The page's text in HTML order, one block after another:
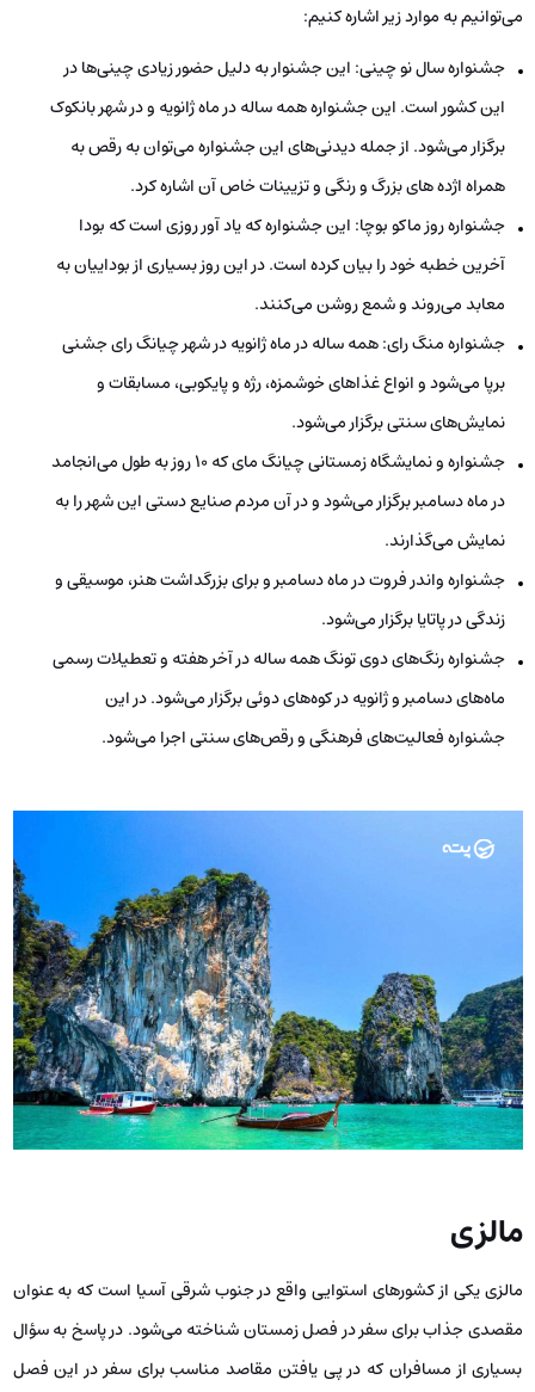
می‌توانیم به موارد زیر اشاره کنیم:
جشنواره سال نو چینی: این جشنوار به دلیل حضور زیادی چینی‌ها در
این کشور است. این جشنواره همه ساله در ماه ژانویه و در شهر بانکوک
برگزار می‌شود. از جمله دیدنی‌های این جشنواره می‌توان به رقص به
همراه اژده های بزرگ و رنگی و تزیینات خاص آن اشاره کرد.
جشنواره روز ماکو بوچا: این جشنواره که یاد آور روزی است که بودا
آخرین خطبه خود را بیان کرده است. در این روز بسیاری از بوداییان به
معابد می‌روند و شمع روشن می‌کنند.
جشنواره منگ رای: همه ساله در ماه ژانویه در شهر چیانگ رای جشنی
برپا می‌شود و انواع غذاهای خوشمزه، رژه و پایکوبی، مسابقات و
نمایش‌های سنتی برگزار می‌شود.
جشنواره و نمایشگاه زمستانی چیانگ مای که ۱۰ روز به طول می‌انجامد
در ماه دسامبر برگزار می‌شود و در آن مردم صنایع دستی این شهر را به
نمایش می‌گذارند.
جشنواره واندر فروت در ماه دسامبر و برای بزرگداشت هنر، موسیقی و
زندگی در پاتایا برگزار می‌شود.
جشنواره رنگ‌های دوی تونگ همه ساله در آخر هفته و تعطیلات رسمی
ماه‌های دسامبر و ژانویه در کوه‌های دوئی برگزار می‌شود. در این
جشنواره فعالیت‌های فرهنگی و رقص‌های سنتی اجرا می‌شود.
مالزی
مالزی یکی از کشورهای استوایی واقع در جنوب شرقی آسیا است که به ‌عنوان
مقصدی جذاب برای سفر در فصل زمستان شناخته می‌شود. در پاسخ به سؤال
بسیاری از مسافران که در پی یافتن مقاصد مناسب برای سفر در این فصل